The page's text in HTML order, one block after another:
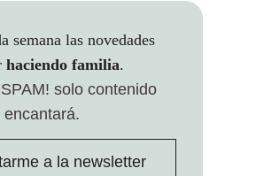
semana las novedades
haciendo familia.
solo contenido
a la newsletter